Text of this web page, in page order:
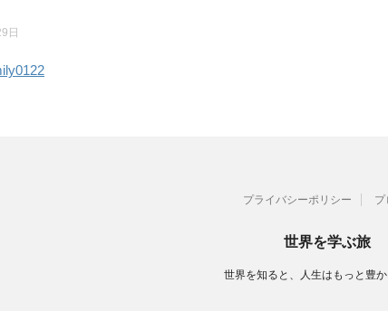
日
プライバシーポリシー プ
世界を学ぶ旅
世界を知ると、人生はもっと豊か